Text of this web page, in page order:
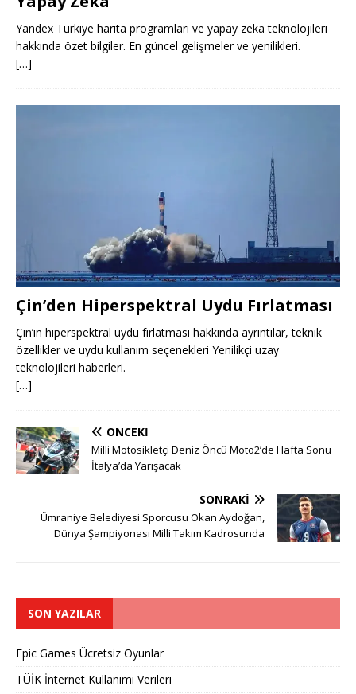
Yandex Türkiye harita programları ve yapay zeka teknolojileri
hakkında özet bilgiler. En güncel gelişmeler ve yenilikleri.
[…]
Çin’den Hiperspektral Uydu Fırlatması
Çin’in hiperspektral uydu fırlatması hakkında ayrıntılar, teknik
özellikler ve uydu kullanım seçenekleri Yenilikçi uzay
teknolojileri haberleri.
[…]
ÖNCEKI
Milli Motosikletçi Deniz Öncü Moto2’de Hafta Sonu
İtalya’da Yarışacak
SONRAKI
Ümraniye Belediyesi Sporcusu Okan Aydoğan,
Dünya Şampiyonası Milli Takım Kadrosunda
SON YAZILAR
Epic Games Ücretsiz Oyunlar
TÜİK İnternet Kullanımı Verileri